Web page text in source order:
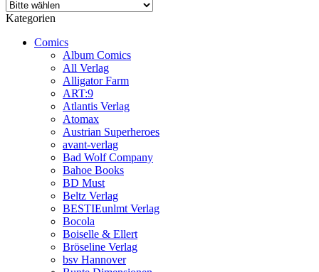
Kategorien
Comics
Album Comics
All Verlag
Alligator Farm
ART:9
Atlantis Verlag
Atomax
Austrian Superheroes
avant-verlag
Bad Wolf Company
Bahoe Books
BD Must
Beltz Verlag
BESTIEunlmt Verlag
Bocola
Boiselle & Ellert
Bröseline Verlag
bsv Hannover